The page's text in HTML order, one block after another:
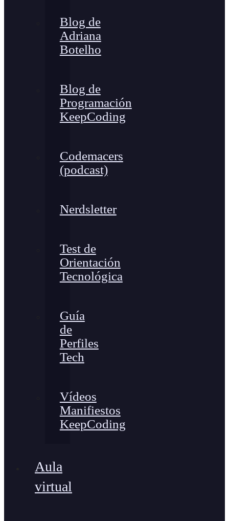
Blog de
Adriana
Botelho
Blog de
Programación
KeepCoding
Codemacers
(podcast)
Nerdsletter
Test de
Orientación
Tecnológica
Guía
de
Perfiles
Tech
Vídeos
Manifiestos
KeepCoding
Aula
virtual